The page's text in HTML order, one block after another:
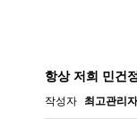
항상 저희 민건
작성자 최고관리자